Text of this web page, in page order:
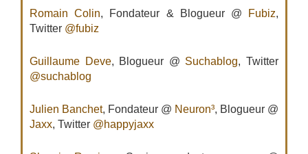
Romain Colin, Fondateur & Blogueur @ Fubiz,
Twitter @fubiz
Guillaume Deve, Blogueur @ Suchablog, Twitter
@suchablog
Julien Banchet, Fondateur @ Neuron³, Blogueur @
Jaxx, Twitter @happyjaxx